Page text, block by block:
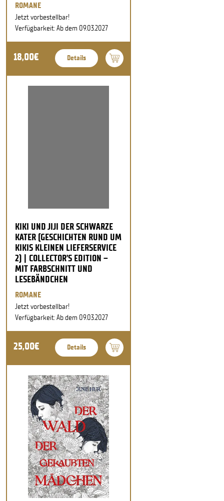
ROMANE
Jetzt vorbestellbar!
Verfügbarkeit: Ab dem 09.03.2027
18,00€ Details
KIKI UND JIJI DER SCHWARZE
KATER (GESCHICHTEN RUND UM
KIKIS KLEINEN LIEFERSERVICE
2) | COLLECTOR’S EDITION –
MIT FARBSCHNITT UND
LESEBÄNDCHEN
ROMANE
Jetzt vorbestellbar!
Verfügbarkeit: Ab dem 09.03.2027
25,00€ Details